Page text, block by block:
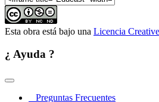
Esta obra está bajo una Licencia
¿ Ayuda ?
Preguntas Frecuentes